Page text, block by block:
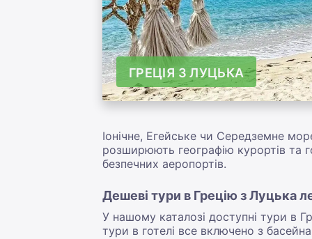
ГРЕЦІЯ З ЛУЦЬКА
Іонічне, Егейське чи Середземне
розширюють географію курортів та
безпечних аеропортів.
Дешеві тури в Грецію з Луцька
У нашому каталозі доступні тури в
тури в готелі все включено з